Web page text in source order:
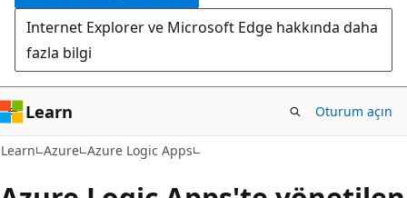
Internet Explorer ve Microsoft Edge hakkında daha
fazla bilgi
Learn Oturum açın
Learn Azure Azure Logic Apps